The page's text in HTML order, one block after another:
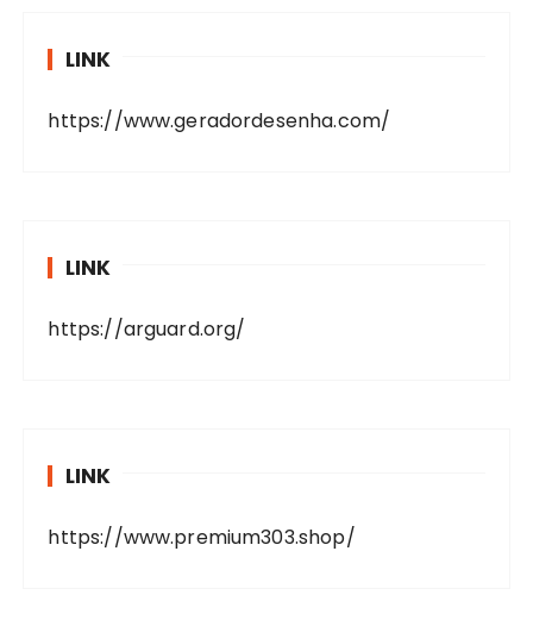
LINK
https://www.geradordesenha.com/
LINK
https://arguard.org/
LINK
https://www.premium303.shop/